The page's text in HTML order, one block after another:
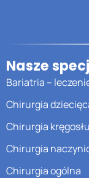
Nasze
Bariatria –
Chirurgia
Chirurgia
Chirurgia
Chirurgia ogólna